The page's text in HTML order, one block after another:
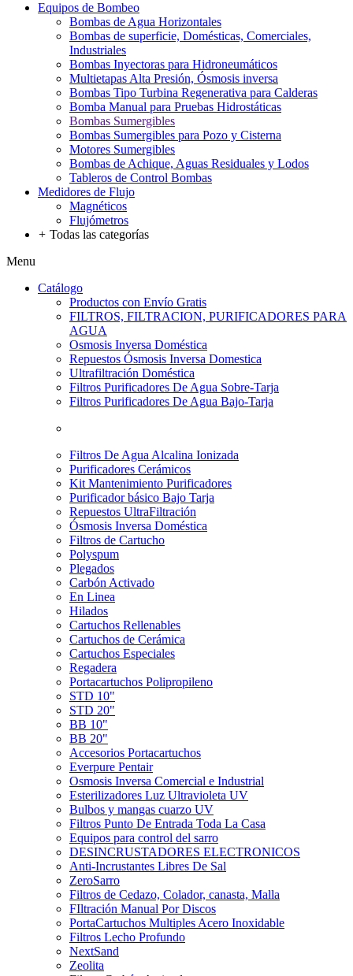
Equipos de Bombeo
Bombas de Agua Horizontales
Bombas de superficie, Domésticas, Comerciales,
Industriales
Bombas Inyectoras para Hidroneumáticos
Multietapas Alta Presión, Ósmosis inversa
Bombas Tipo Turbina Regenerativa para Calderas
Bomba Manual para Pruebas Hidrostáticas
Bombas Sumergibles
Bombas Sumergibles para Pozo y Cisterna
Motores Sumergibles
Bombas de Achique, Aguas Residuales y Lodos
Tableros de Control Bombas
Medidores de Flujo
Magnéticos
Flujómetros
+ Todas las categorías
Menu
Catálogo
Productos con Envío Gratis
FILTROS, FILTRACION, PURIFICADORES PARA
AGUA
Osmosis Inversa Doméstica
Repuestos Ósmosis Inversa Domestica
Ultrafiltración Doméstica
Filtros Purificadores De Agua Sobre-Tarja
Filtros Purificadores De Agua Bajo-Tarja
Filtros De Agua Alcalina Ionizada
Purificadores Cerámicos
Kit Mantenimiento Purificadores
Purificador básico Bajo Tarja
Repuestos UltraFiltración
Ósmosis Inversa Doméstica
Filtros de Cartucho
Polyspum
Plegados
Carbón Activado
En Linea
Hilados
Cartuchos Rellenables
Cartuchos de Cerámica
Cartuchos Especiales
Regadera
Portacartuchos Polipropileno
STD 10"
STD 20"
BB 10"
BB 20"
Accesorios Portacartuchos
Everpure Pentair
Osmosis Inversa Comercial e Industrial
Esterilizadores Luz Ultravioleta UV
Bulbos y mangas cuarzo UV
Filtros Punto De Entrada Toda La Casa
Equipos para control del sarro
DESINCRUSTADORES ELECTRONICOS
Anti-Incrustantes Libres De Sal
ZeroSarro
Filtros de Cedazo, Colador, canasta, Malla
FIltración Manual Por Discos
PortaCartuchos Multiples Acero Inoxidable
Filtros Lecho Profundo
NextSand
Zeolita